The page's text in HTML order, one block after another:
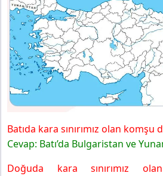
Batıda kara sınırımız olan
Cevap: Batı’da Bulgaristan ve
Doğuda kara sınırımız